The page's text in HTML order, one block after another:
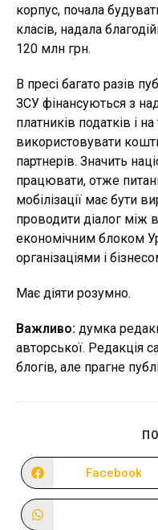
корпус, почала
класів, надала
120 млн грн.
В пресі багато разів
ЗСУ фінансуються з
платників податків і
використовувати
партнерів. Значить
працювати, отже
мобілізації має бути
проводити діалог між
економічним блоком
організаціями і
Має діяти розумно.
Важливо: думка
авторської. Редакція
блогів, але прагне
Відкрити
в
новому
Facebook